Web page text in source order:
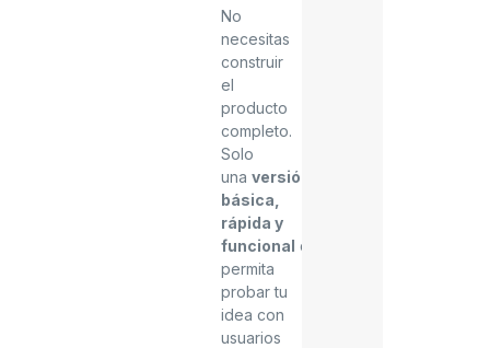
No
necesitas
construir
el
producto
completo.
Solo
unaversión
básica,
rápida y
funcional que
permita
probar tu
idea con
usuarios